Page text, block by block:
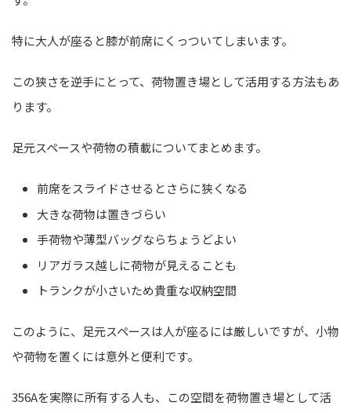
特に大人が座ると膝が前席にくっついてしまいます。
この狭さを逆手にとって、荷物置き場として活用する方法もあ
ります。
足元スペースや荷物の積載についてまとめます。
前席をスライドさせるとさらに狭くなる
大きな荷物は置きづらい
手荷物や薄型バッグならちょうどよい
リアガラス越しに荷物が見えることも
トランクが小さいため貴重な収納空間
このように、足元スペースは人が座るには厳しいですが、小物
や荷物を置くには意外と便利です。
356Aを実際に所有する人も、この空間を荷物置き場として活